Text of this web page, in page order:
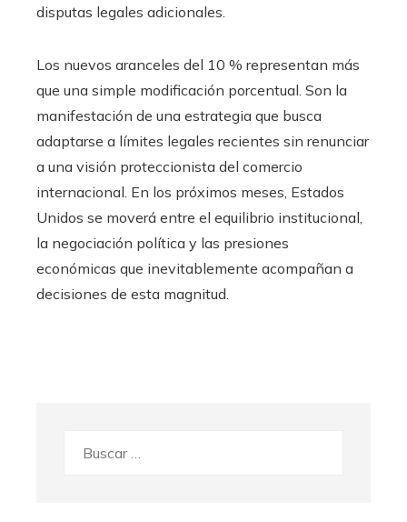
disputas legales adicionales.
Los nuevos aranceles del 10 % representan más
que una simple modificación porcentual. Son la
manifestación de una estrategia que busca
adaptarse a límites legales recientes sin renunciar
a una visión proteccionista del comercio
internacional. En los próximos meses, Estados
Unidos se moverá entre el equilibrio institucional,
la negociación política y las presiones
económicas que inevitablemente acompañan a
decisiones de esta magnitud.